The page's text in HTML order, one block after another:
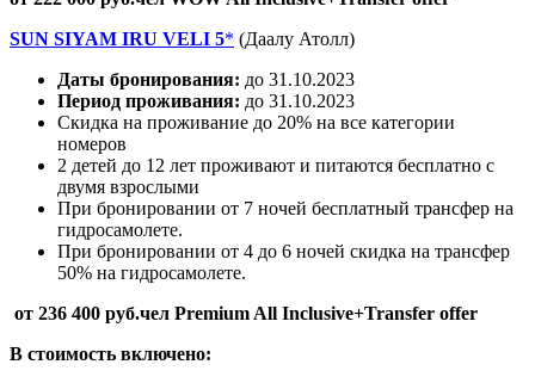
SUN SIYAM IRU VELI 5* (Даалу Атолл)
Даты бронирования: до 31.10.2023
Период проживания: до 31.10.2023
Скидка на проживание до 20% на все категории
номеров
2 детей до 12 лет проживают и питаются бесплатно с
двумя взрослыми
При бронировании от 7 ночей бесплатный трансфер на
гидросамолете.
При бронировании от 4 до 6 ночей скидка на трансфер
50% на гидросамолете.
от 236 400 руб.чел Premium All Inclusive+Transfer offer
В стоимость включено: